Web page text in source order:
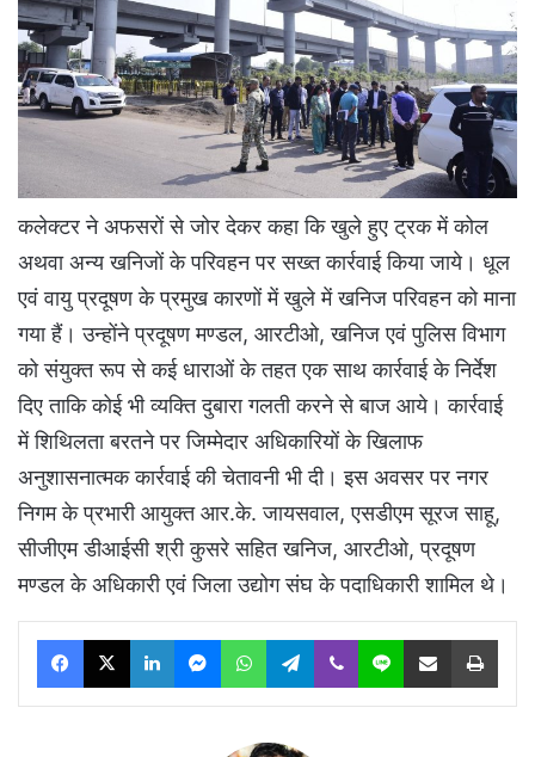
कलेक्टर ने अफसरों से जोर देकर कहा कि खुले हुए ट्रक में कोल
अथवा अन्य खनिजों के परिवहन पर सख्त कार्रवाई किया जाये। धूल
एवं वायु प्रदूषण के प्रमुख कारणों में खुले में खनिज परिवहन को माना
गया हैं। उन्होंने प्रदूषण मण्डल, आरटीओ, खनिज एवं पुलिस विभाग
को संयुक्त रूप से कई धाराओं के तहत एक साथ कार्रवाई के निर्देश
दिए ताकि कोई भी व्यक्ति दुबारा गलती करने से बाज आये। कार्रवाई
में शिथिलता बरतने पर जिम्मेदार अधिकारियों के खिलाफ
अनुशासनात्मक कार्रवाई की चेतावनी भी दी। इस अवसर पर नगर
निगम के प्रभारी आयुक्त आर.के. जायसवाल, एसडीएम सूरज साहू,
सीजीएम डीआईसी श्री कुसरे सहित खनिज, आरटीओ, प्रदूषण
मण्डल के अधिकारी एवं जिला उद्योग संघ के पदाधिकारी शामिल थे।
Facebook
X LinkedInMessengerWhatsAppTelegram
Viber Line Share via Email Print